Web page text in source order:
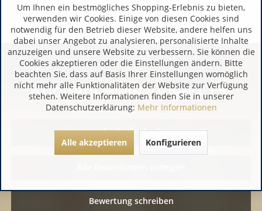
Kundenbewertungen (3)
Bewertung schreiben
Um Ihnen ein bestmögliches Shopping-Erlebnis zu bieten,
verwenden wir Cookies. Einige von diesen Cookies sind
notwendig für den Betrieb dieser Website, andere helfen uns
dabei unser Angebot zu analysieren, personalisierte Inhalte
anzuzeigen und unsere Website zu verbessern. Sie können die
Cookies akzeptieren oder die Einstellungen ändern. Bitte
beachten Sie, dass auf Basis Ihrer Einstellungen womöglich
nicht mehr alle Funktionalitäten der Website zur Verfügung
stehen. Weitere Informationen finden Sie in unserer
Datenschutzerklärung: Mehr Informationen
Alle akzeptieren Konfigurieren